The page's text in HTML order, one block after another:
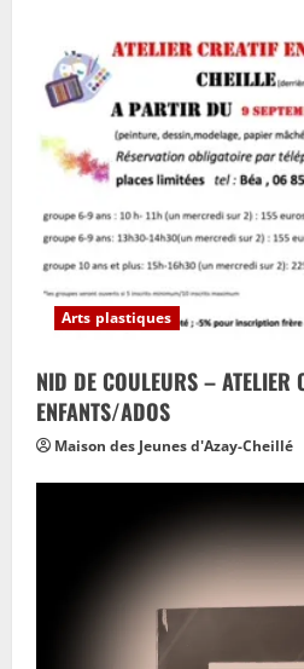
Arts plastiques
NID DE COULEURS – ATELIER
ENFANTS/ADOS
Maison des Jeunes d'Azay-Cheillé